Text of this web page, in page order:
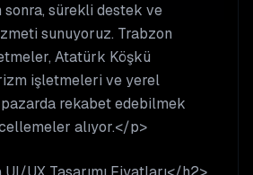
sonra, sürekli destek ve
sunuyoruz. Trabzon
Atatürk Köşkü
işletmeleri ve yerel
rekabet edebilmek
alıyor.</p>